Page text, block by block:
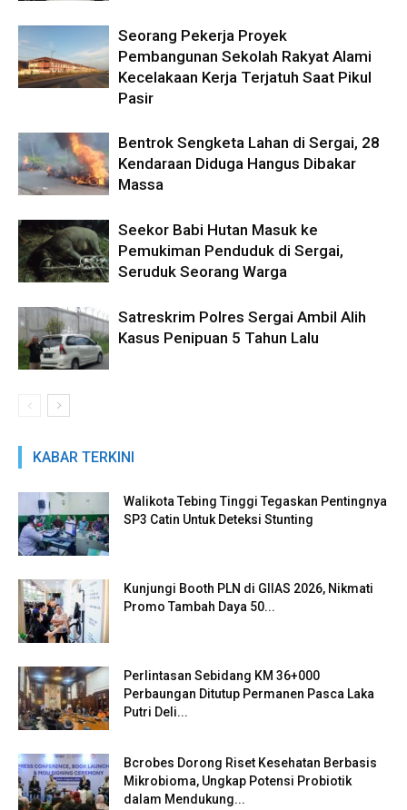
Seorang Pekerja Proyek
Pembangunan Sekolah Rakyat Alami
Kecelakaan Kerja Terjatuh Saat Pikul
Pasir
Bentrok Sengketa Lahan di Sergai, 28
Kendaraan Diduga Hangus Dibakar
Massa
Seekor Babi Hutan Masuk ke
Pemukiman Penduduk di Sergai,
Seruduk Seorang Warga
Satreskrim Polres Sergai Ambil Alih
Kasus Penipuan 5 Tahun Lalu
KABAR TERKINI
Walikota Tebing Tinggi Tegaskan Pentingnya
SP3 Catin Untuk Deteksi Stunting
Kunjungi Booth PLN di GIIAS 2026, Nikmati
Promo Tambah Daya 50...
Perlintasan Sebidang KM 36+000
Perbaungan Ditutup Permanen Pasca Laka
Putri Deli...
Bcrobes Dorong Riset Kesehatan Berbasis
Mikrobioma, Ungkap Potensi Probiotik
dalam Mendukung...